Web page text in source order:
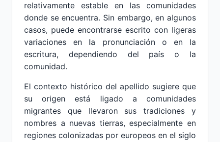
relativamente estable en las comunidades
donde se encuentra. Sin embargo, en algunos
casos, puede encontrarse escrito con ligeras
variaciones en la pronunciación o en la
escritura, dependiendo del país o la
comunidad.
El contexto histórico del apellido sugiere que
su origen está ligado a comunidades
migrantes que llevaron sus tradiciones y
nombres a nuevas tierras, especialmente en
regiones colonizadas por europeos en el siglo